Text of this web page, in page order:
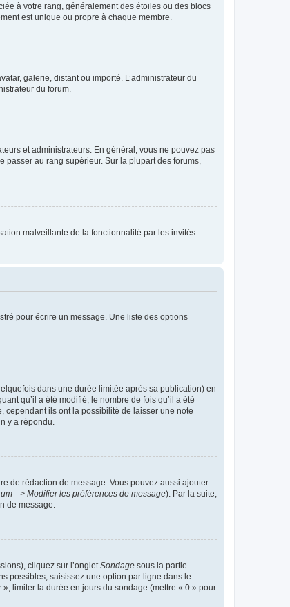
à votre rang, généralement des étoiles ou des blocs
est unique ou propre à chaque membre.
galerie, distant ou importé. L’administrateur du
du forum.
et administrateurs. En général, vous ne pouvez pas
passer au rang supérieur. Sur la plupart des forums,
malveillante de la fonctionnalité par les invités.
pour écrire un message. Une liste des options
dans une durée limitée après sa publication) en
qu’il a été modifié, le nombre de fois qu’il a été
cependant ils ont la possibilité de laisser une note
y a répondu.
de rédaction de message. Vous pouvez aussi ajouter
--> Modifier les préférences de message). Par la suite,
de message.
cliquez sur l’onglet Sondage sous la partie
possibles, saisissez une option par ligne dans le
limiter la durée en jours du sondage (mettre « 0 » pour